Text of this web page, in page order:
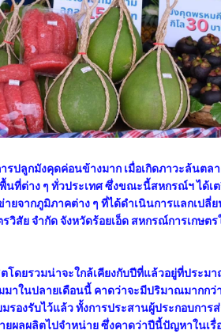
ปลูกมังคุดค่อนข้างมาก เมื่อเกิดภาวะล้นตล
ที่ต่าง ๆ ทั่วประเทศ ซึ่งขณะนี้สหกรณ์ฯ ได้เ
ยจากภูมิภาคต่าง ๆ ที่ได้ดำเนินการแลกเปลี่
วิสัย จำกัด จังหวัดร้อยเอ็ด สหกรณ์การเกษต
ดยรวมน่าจะใกล้เคียงกับปีที่แล้วอยู่ที่ประม
มาในปลายเดือนนี้ คาดว่าจะมีปริมาณมากก
องรับไว้แล้ว ทั้งการประสานผู้ประกอบการ
ยผลผลิตไปจำหน่าย ซึ่งคาดว่าปีนี้ปัญหาในเ